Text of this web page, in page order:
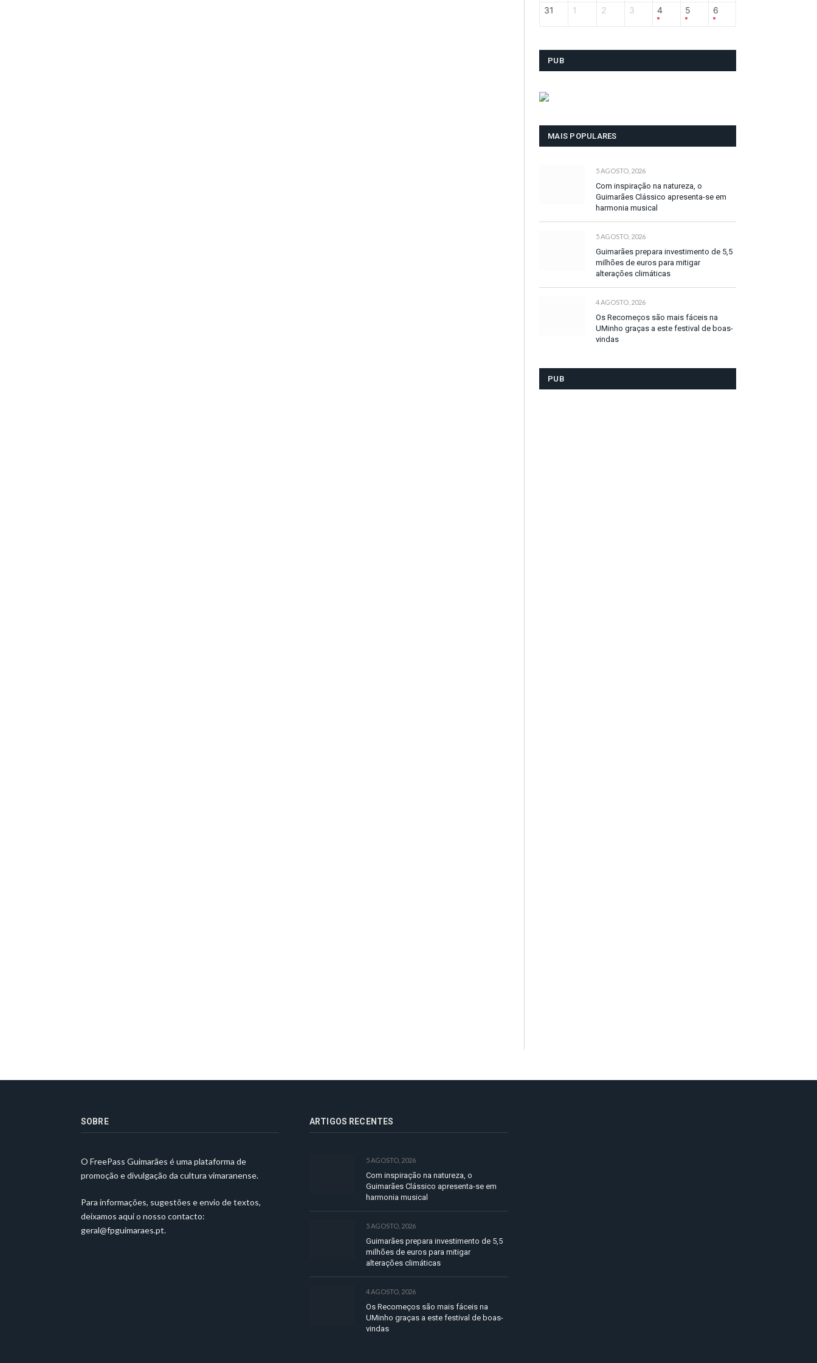
31 1 2 3 4 5 6
PUB
MAIS POPULARES
5 AGOSTO, 2026
Com inspiração na natureza, o
Guimarães Clássico apresenta-se em
harmonia musical
5 AGOSTO, 2026
Guimarães prepara investimento de 5,5
milhões de euros para mitigar
alterações climáticas
4 AGOSTO, 2026
Os Recomeços são mais fáceis na
UMinho graças a este festival de boas-
vindas
PUB
SOBRE
O FreePass Guimarães é uma plataforma de
promoção e divulgação da cultura vimaranense.
Para informações, sugestões e envio de textos,
deixamos aqui o nosso contacto:
geral@fpguimaraes.pt.
ARTIGOS RECENTES
5 AGOSTO, 2026
Com inspiração na natureza, o
Guimarães Clássico apresenta-se em
harmonia musical
5 AGOSTO, 2026
Guimarães prepara investimento de 5,5
milhões de euros para mitigar
alterações climáticas
4 AGOSTO, 2026
Os Recomeços são mais fáceis na
UMinho graças a este festival de boas-
vindas